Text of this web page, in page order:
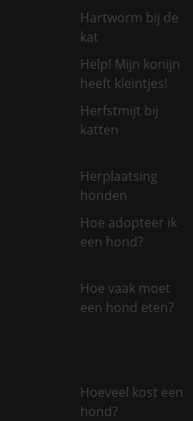
Hartworm bij de
kat
Help! Mijn konijn
heeft kleintjes!
Herfstmijt bij
katten
Herplaatsing
honden
Hoe adopteer ik
een hond?
Hoe vaak moet
een hond eten?
Hoeveel kost een
hond?